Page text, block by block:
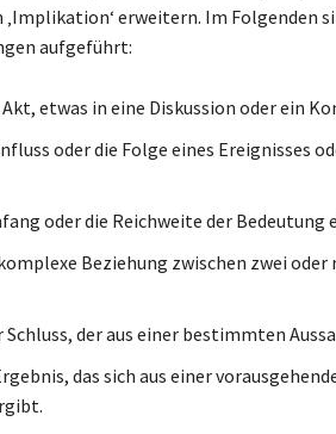
‚Implikation‘ erweitern. Im Folgenden
aufgeführt:
Akt, etwas in eine Diskussion oder ein
oder die Folge eines Ereignisses
oder die Reichweite der Bedeutung
Beziehung zwischen zwei
Schluss, der aus einer bestimmten
das sich aus einer